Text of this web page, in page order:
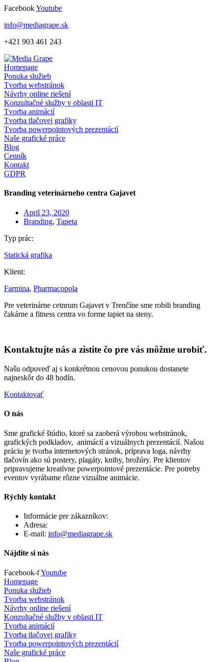
Skip
content
FacebookYoutube
info@mediagrape.sk
+421 903 461 243
Homepage
Ponuka služieb
Tvorba webstránok
Návrhy online riešení
Konzultačné služby v oblasti IT
Tvorba animácií
Tvorba tlačovej grafiky
Tvorba powerpointových prezentácií
Naše grafické práce
Blog
Cenník
Kontakt
GDPR
Branding veterinárneho centra Gajavet
April 23, 2020
Branding, Tapeta
Typ prác:
Statická grafika
Klient:
Farmina, Pharmacopola
Pre veterinárne cetnrum Gajavet v Trenčíne sme robili branding
čakárne a fitness centra vo forme tapiet na steny.
Kontaktujte nás a zistite čo pre vás môžme urobiť.
Našu odpoveď aj s konkrétnou cenovou ponukou dostanete
najneskôr do 48 hodín.
Kontaktovať
O nás
Sme grafické štúdio, ktoré sa zaoberá výrobou webstránok,
grafických podkladov, animácií a vizuálnych prezentácií. Našou
práciu je tvorba internetových stránok, príprava loga, návrhy
tlačovín ako sú postery, plagáty, knihy, brožúry. Pre klientov
pripravujeme kreatívne powerpointové prezentácie. Pre potreby
eventov vyrábame rôzne vizuálne animácie.
Rýchly kontakt
Informácie pre zákazníkov:
Adresa:
E-mail: info@mediagrape.sk
Nájdite si nás
Facebook-fYoutube
Homepage
Ponuka služieb
Tvorba webstránok
Návrhy online riešení
Konzultačné služby v oblasti IT
Tvorba animácií
Tvorba tlačovej grafiky
Tvorba powerpointových prezentácií
Naše grafické práce